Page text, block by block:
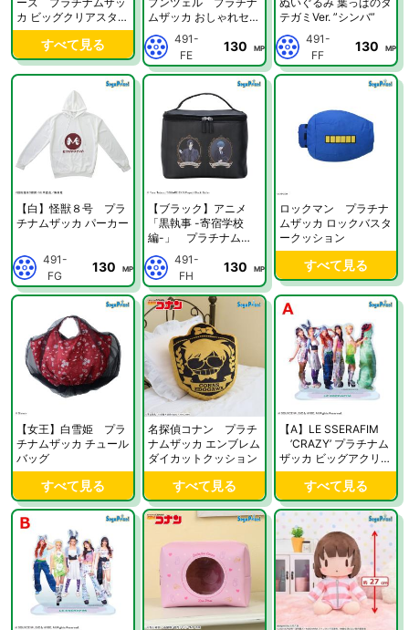
カ ビッグクリアスタン
ド 初音ミク クリスマ
ス2024すべて見る
ムザッカ おしゃれセッ
491-
FE
130 MP
テガミVer. ”シンバ”
491-
FF
130 MP
【白】怪獣８号 プラ
チナムザッカ パーカー
491-
FG
130 MP
【ブラック】アニメ
「黒執事 -寄宿学校
編-」 プラチナムザ
491-
FH
130 MP
ロックマン プラチナ
ムザッカ ロックバスタ
ークッション
すべて見る
【女王】白雪姫 プラ
チナムザッカ チュール
バッグ
すべて見る
名探偵コナン プラチ
ナムザッカ エンブレム
ダイカットクッション
すべて見る
【A】LE SSERAFIM
’CRAZY’ プラチナム
ザッカ ビッグアクリル
スタンド
すべて見る